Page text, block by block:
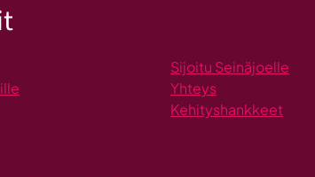
Sijoitu Seinäjoelle
Yhteys
Kehityshankkeet